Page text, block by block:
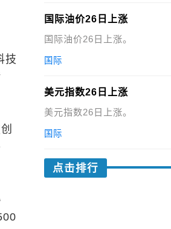
技
国际油价26日上涨
国际油价26日上涨。
国际
美元指数26日上涨
美元指数26日上涨。
国际
点击排行